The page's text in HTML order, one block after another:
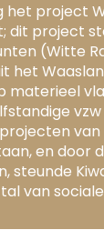
het project
dit project
(Witte
het
materieel
van
en door
steunde
van